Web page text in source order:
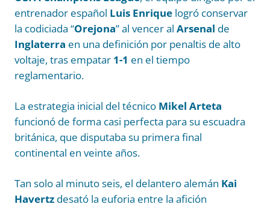
entrenador español Luis Enrique logró conservar
la codiciada “Orejona” al vencer al Arsenal de
Inglaterra en una definición por penaltis de alto
voltaje, tras empatar 1-1 en el tiempo
reglamentario.
La estrategia inicial del técnico Mikel Arteta
funcionó de forma casi perfecta para su escuadra
británica, que disputaba su primera final
continental en veinte años.
Tan solo al minuto seis, el delantero alemán Kai
Havertz desató la euforia entre la afición